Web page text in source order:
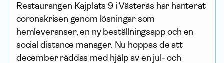
Restaurangen Kajplats 9 i Västerås har hanterat
coronakrisen genom lösningar som
hemleveranser, en ny beställningsapp och en
social distance manager. Nu hoppas de att
december räddas med hjälp av en jul- och